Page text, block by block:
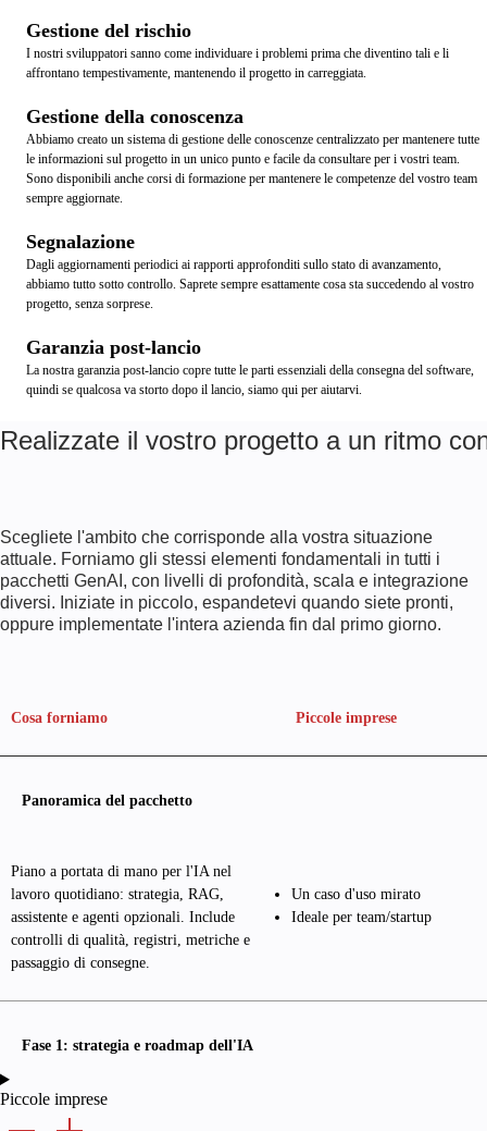
Gestione del rischio
I nostri sviluppatori sanno come individuare i problemi prima che diventino tali e li
affrontano tempestivamente, mantenendo il progetto in carreggiata.
Gestione della conoscenza
Abbiamo creato un sistema di gestione delle conoscenze centralizzato per mantenere tutte
le informazioni sul progetto in un unico punto e facile da consultare per i vostri team.
Sono disponibili anche corsi di formazione per mantenere le competenze del vostro team
sempre aggiornate.
Segnalazione
Dagli aggiornamenti periodici ai rapporti approfonditi sullo stato di avanzamento,
abbiamo tutto sotto controllo. Saprete sempre esattamente cosa sta succedendo al vostro
progetto, senza sorprese.
Garanzia post-lancio
La nostra garanzia post-lancio copre tutte le parti essenziali della consegna del software,
quindi se qualcosa va storto dopo il lancio, siamo qui per aiutarvi.
Realizzate il vostro progetto a un ritmo
Scegliete l'ambito che corrisponde alla vostra situazione
attuale. Forniamo gli stessi elementi fondamentali in tutti i
pacchetti GenAI, con livelli di profondità, scala e integrazione
diversi. Iniziate in piccolo, espandetevi quando siete pronti,
oppure implementate l'intera azienda fin dal primo giorno.
Cosa forniamo Piccole imprese
Panoramica del pacchetto
Piano a portata di mano per l'IA nel
lavoro quotidiano: strategia, RAG,
assistente e agenti opzionali. Include
controlli di qualità, registri, metriche e
passaggio di consegne.
Un caso d'uso mirato
Ideale per team/startup
Fase 1: strategia e roadmap dell'IA
Piccole imprese